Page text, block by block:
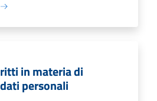
in materia di
personali